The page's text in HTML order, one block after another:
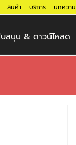
สินค้า บริการ บทความ
สนุน & ดาวน์โหลด